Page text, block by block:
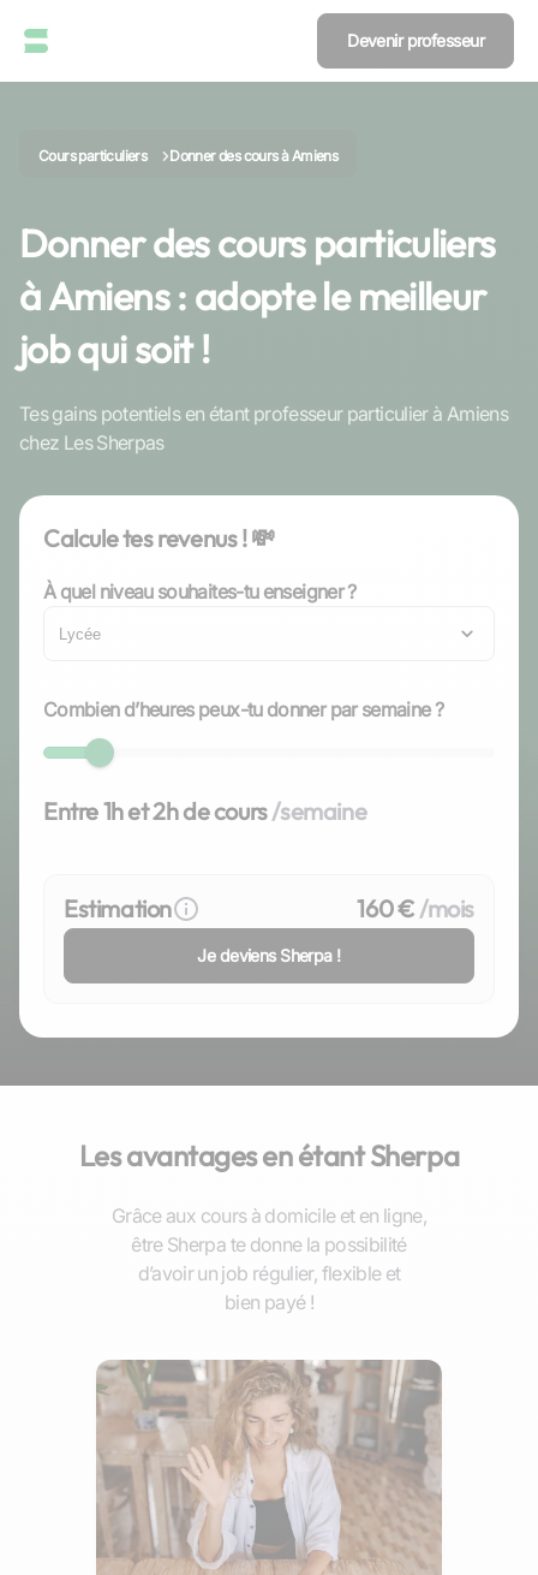
Devenir professeur
Cours particuliers Donner des cours à Amiens
Donner des cours particuliers
à Amiens : adopte le meilleur
job qui soit !
Tes gains potentiels en étant professeur particulier à Amiens
chez Les Sherpas
Calcule tes revenus ! 💸
À quel niveau souhaites-tu enseigner ?
Lycée
Combien d’heures peux-tu donner par semaine ?
Entre 1h et 2h de cours/semaine
Estimation 160 €/mois
Je deviens Sherpa !
Les avantages en étant Sherpa
Grâce aux cours à domicile et en ligne,
être Sherpa te donne la possibilité
d’avoir un job régulier, flexible et
bien payé !